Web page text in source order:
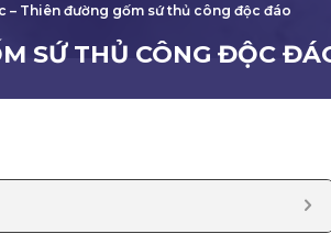
– Thiên đường gốm sứ thủ công độc đáo
SỨ THỦ CÔNG ĐỘC